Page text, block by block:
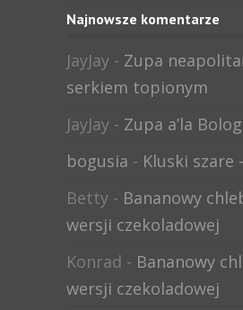
Najnowsze komentarze
JayJay - Zupa
serkiem topionym
JayJay - Zupa a’la
bogusia - Kluski szare
Betty - Bananowy
wersji czekoladowej
Konrad - Bananowy
wersji czekoladowej